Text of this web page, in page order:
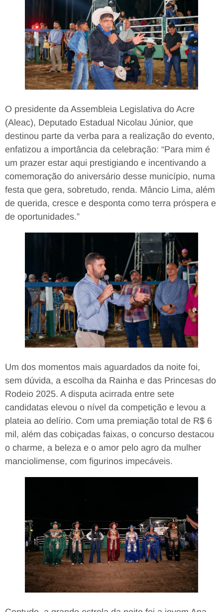
O presidente da Assembleia Legislativa do Acre
(Aleac), Deputado Estadual Nicolau Júnior, que
destinou parte da verba para a realização do evento,
enfatizou a importância da celebração: “Para mim é
um prazer estar aqui prestigiando e incentivando a
comemoração do aniversário desse município, numa
festa que gera, sobretudo, renda. Mâncio Lima, além
de querida, cresce e desponta como terra próspera e
de oportunidades.”
Um dos momentos mais aguardados da noite foi,
sem dúvida, a escolha da Rainha e das Princesas do
Rodeio 2025. A disputa acirrada entre sete
candidatas elevou o nível da competição e levou a
plateia ao delírio. Com uma premiação total de R$ 6
mil, além das cobiçadas faixas, o concurso destacou
o charme, a beleza e o amor pelo agro da mulher
manciolimense, com figurinos impecáveis.